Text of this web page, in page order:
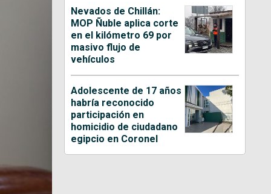
Nevados de Chillán:
MOP Ñuble aplica corte
en el kilómetro 69 por
masivo flujo de
vehículos
Adolescente de 17 años
habría reconocido
participación en
homicidio de ciudadano
egipcio en Coronel